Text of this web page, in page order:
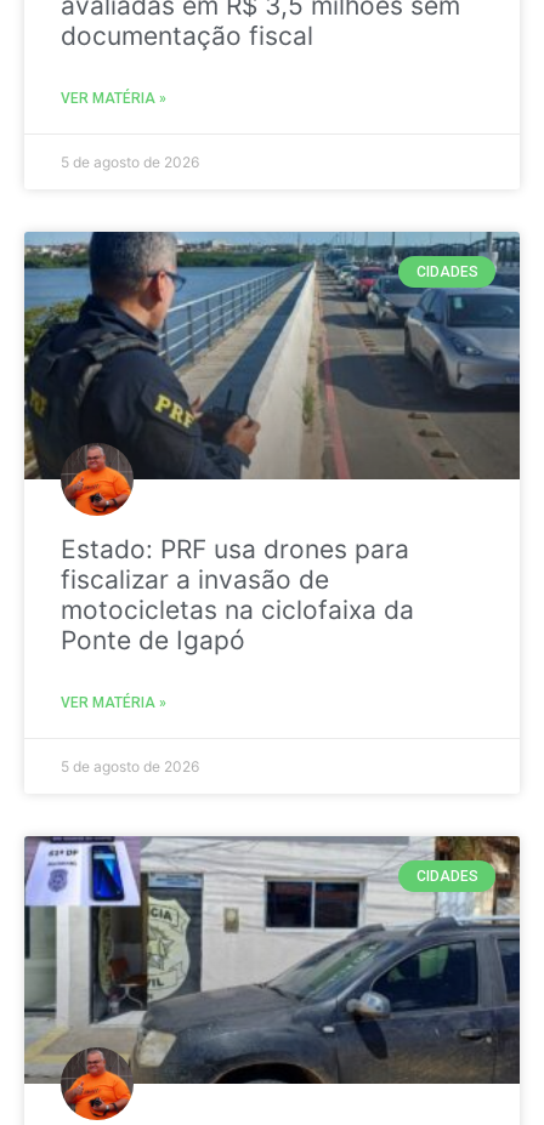
documentação fiscal
VER MATÉRIA »
5 de agosto de 2026
CIDADES
Estado: PRF usa drones para
fiscalizar a invasão de
motocicletas na ciclofaixa da
Ponte de Igapó
VER MATÉRIA »
5 de agosto de 2026
CIDADES